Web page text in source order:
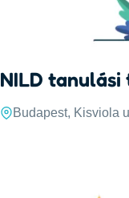
NILD tanulási
Budapest, Kisviola